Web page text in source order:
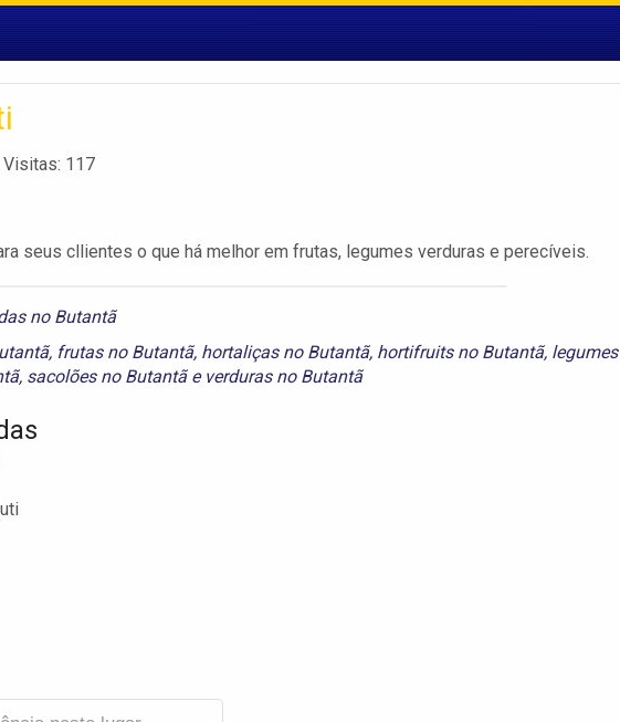
Visitas: 117
seus cllientes o que há melhor em frutas, legumes verduras e perecíveis.
no Butantã
, frutas no Butantã, hortaliças no Butantã, hortifruits no Butantã, legumes
, sacolões no Butantãe verduras no Butantã